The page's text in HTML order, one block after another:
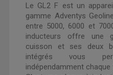
Le GL2 F est un
gamme Adventys
entre 5000, 6000 et
inducteurs offre une
cuisson et ses deux
intégrés vous
indépendamment chaque